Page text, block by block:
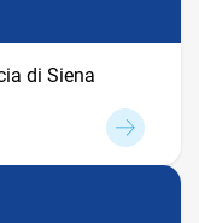
di Siena